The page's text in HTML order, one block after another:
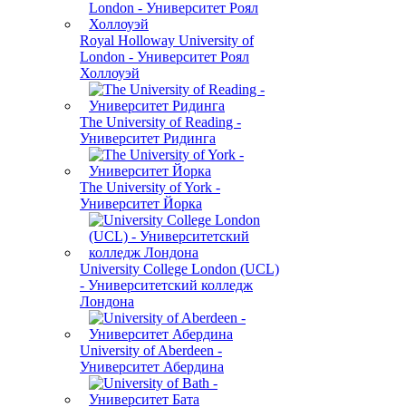
Royal Holloway University of
London - Университет Роял
Холлоуэй
The University of Reading -
Университет Ридинга
The University of York -
Университет Йорка
University College London (UCL)
- Университетский колледж
Лондона
University of Aberdeen -
Университет Абердина